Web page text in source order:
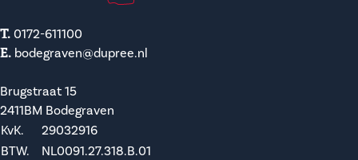
T. 0172-611100
E. bodegraven@dupree.nl
Brugstraat 15
2411BM Bodegraven
KvK.
29032916
BTW.
NL0091.27.318.B.01